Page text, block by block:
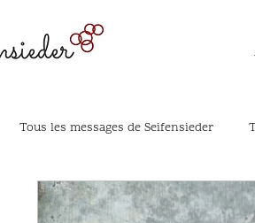
Tous les messages de Seifensieder
Colorants végétaux